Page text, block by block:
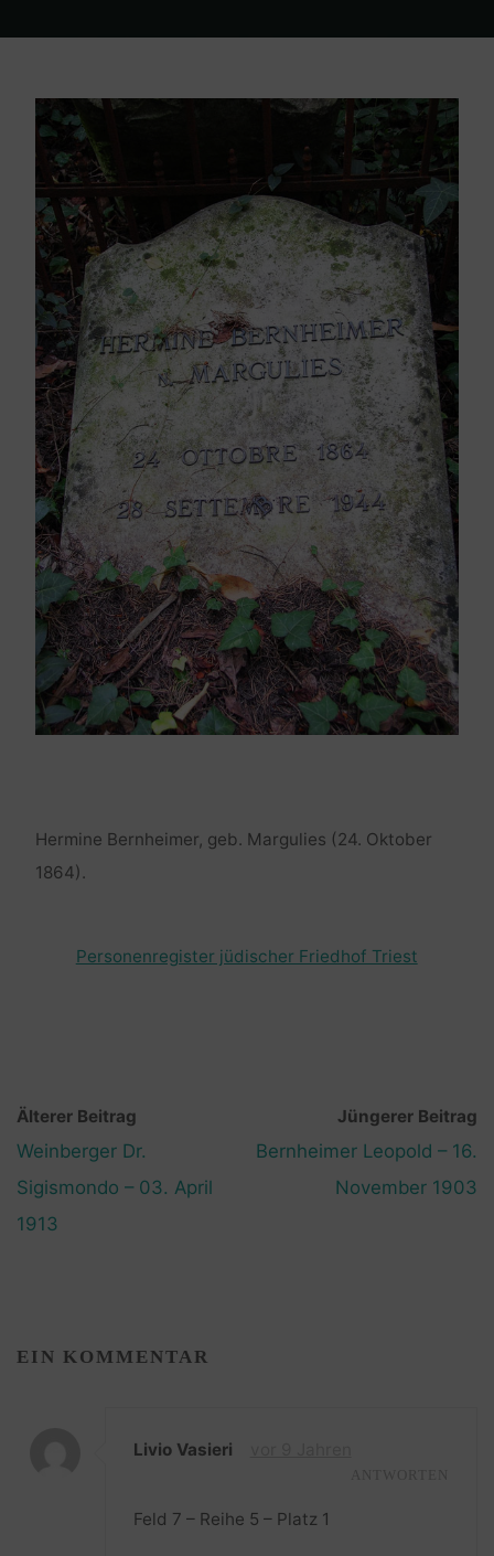
Hermine Bernheimer, geb. Margulies (24. Oktober
1864).
Personenregister jüdischer Friedhof Triest
Älterer Beitrag
Weinberger Dr.
Sigismondo – 03. April
1913
Jüngerer Beitrag
Bernheimer Leopold – 16.
November 1903
EIN KOMMENTAR
Livio Vasieri
Feld 7 – Reihe 5 – Platz 1